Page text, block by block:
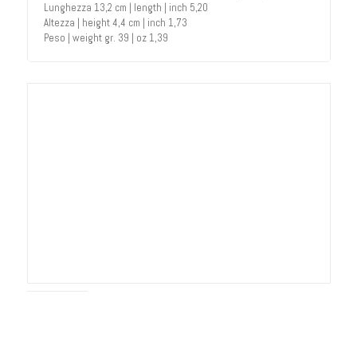
Lunghezza 13,2 cm | length | inch 5,20
Altezza | height 4,4 cm | inch 1,73
Peso | weight gr. 39 | oz 1,39